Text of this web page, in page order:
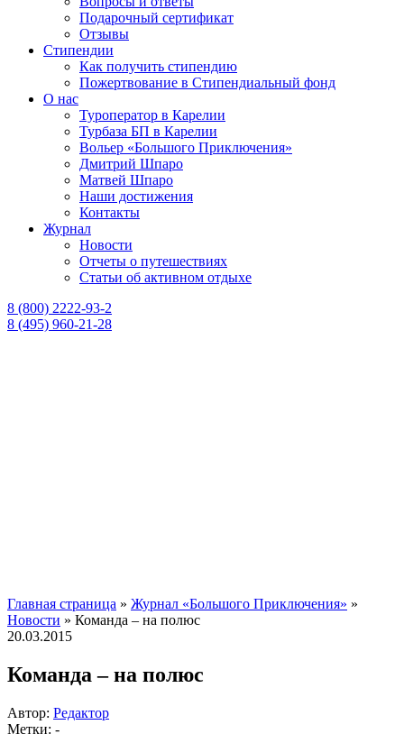
Подарочный сертификат
Отзывы
Стипендии
Как получить стипендию
Пожертвование в Стипендиальный фонд
О нас
Туроператор в Карелии
Турбаза БП в Карелии
Вольер «Большого Приключения»
Дмитрий Шпаро
Матвей Шпаро
Наши достижения
Контакты
Журнал
Новости
Отчеты о путешествиях
Статьи об активном отдыхе
8 (800) 2222-93-2
8 (495) 960-21-28
Главная страница » Журнал «Большого Приключения» »
Новости » Команда – на полюс
20.03.2015
Команда – на полюс
Автор: Редактор
Метки: -